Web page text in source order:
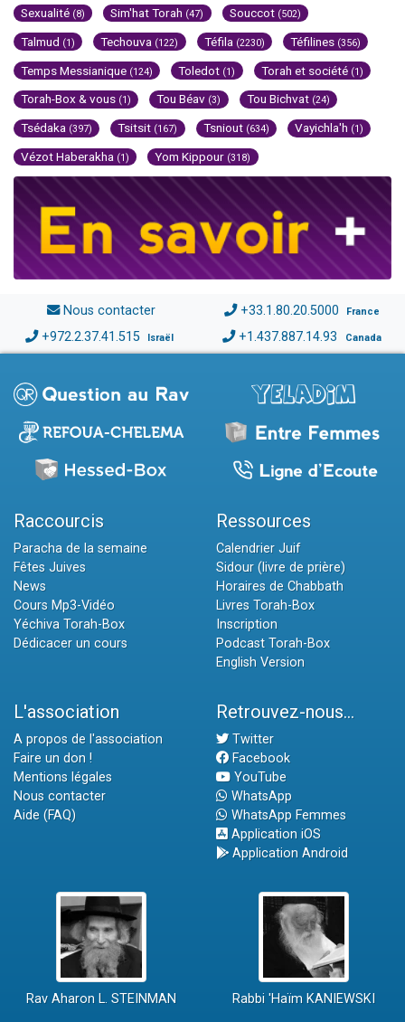
Sexualité (8) Sim'hat Torah (47) Souccot (502)
Talmud (1) Techouva (122) Téfila (2230) Téfilines (356)
Temps Messianique (124) Toledot (1) Torah et société (1)
Torah-Box & vous (1) Tou Béav (3) Tou Bichvat (24)
Tsédaka (397) Tsitsit (167) Tsniout (634) Vayichla'h (1)
Vézot Haberakha (1) Yom Kippour (318)
Nous contacter +33.1.80.20.5000 France
+972.2.37.41.515 Israël +1.437.887.14.93 Canada
Raccourcis
Paracha de la semaine
Fêtes Juives
News
Cours Mp3-Vidéo
Yéchiva Torah-Box
Dédicacer un cours
Ressources
Calendrier Juif
Sidour (livre de prière)
Horaires de Chabbath
Livres Torah-Box
Inscription
Podcast Torah-Box
English Version
L'association
A propos de l'association
Faire un don !
Mentions légales
Nous contacter
Aide (FAQ)
Retrouvez-nous...
Twitter
Facebook
YouTube
WhatsApp
WhatsApp Femmes
Application iOS
Application Android
Rav Aharon L. STEINMAN Rabbi 'Haïm KANIEWSKI